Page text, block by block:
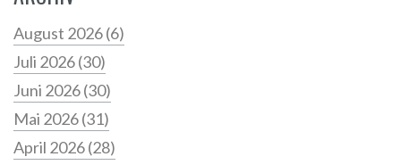
August 2026(6)
Juli 2026(30)
Juni 2026(30)
Mai 2026(31)
April 2026(28)